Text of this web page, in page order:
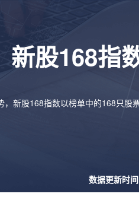
新股168指
新股168指数以榜单中的168只股
数据更新时